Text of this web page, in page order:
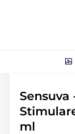
Sensuva
ml